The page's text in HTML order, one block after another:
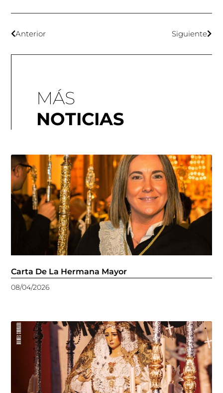
Anterior Siguiente
MÁS
NOTICIAS
Carta De La Hermana Mayor
08/04/2026